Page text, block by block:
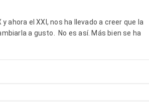
ahora el XXI, nos ha llevado a creer que la
a gusto. No es así. Más bien se ha